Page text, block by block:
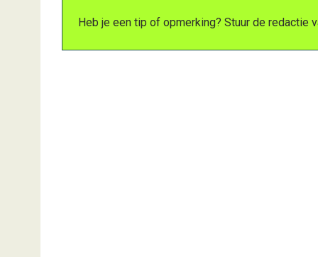
Heb je een tip of opmerking? Stuur de redactie